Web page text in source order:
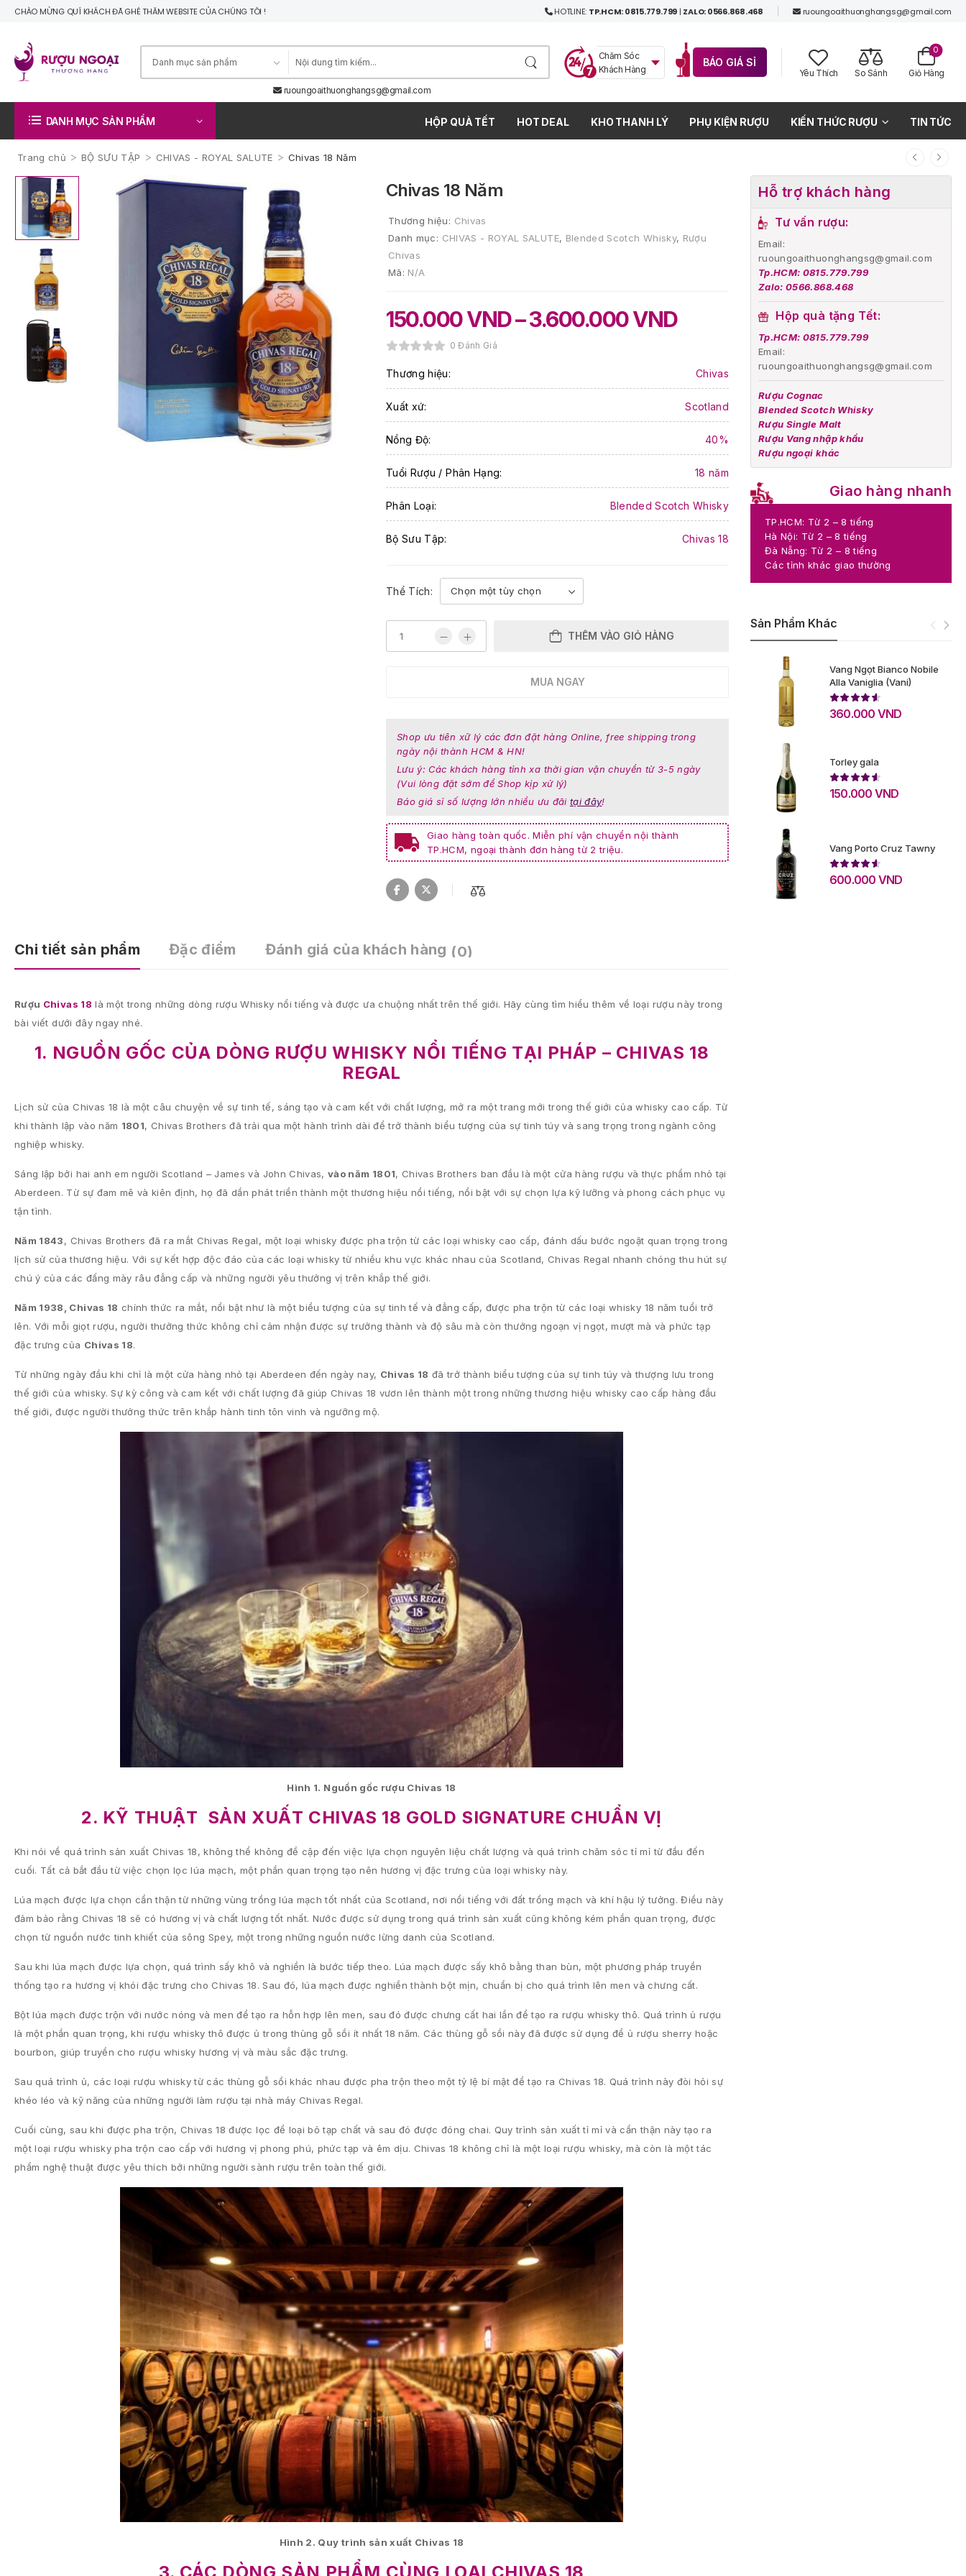
CHÀO MỪNG QUÍ KHÁCH ĐÃ GHÉ THĂM WEBSITE CỦA CHÚNG TÔI ! HOTLINE: TP.HCM: 0815.779.799 | ZALO: 0566.868.468 ruoungoaithuonghangsg@gmail.com
ruoungoaithuonghangsg@gmail.com
BÁO GIÁ SỈ
Chăm Sóc
Khách Hàng
Yêu Thích So Sánh Giỏ Hàng
0
DANH MỤC SẢN PHẨM HỘP QUÀ TẾT HOT DEAL KHO THANH LÝ PHỤ KIỆN RƯỢU KIẾN THỨC RƯỢU TIN TỨC
Trang chủ > BỘ SƯU TẬP > CHIVAS - ROYAL SALUTE > Chivas 18 Năm
Hỗ trợ khách hàng
Tư vấn rượu:
Email:
ruoungoaithuonghangsg@gmail.com
Tp.HCM: 0815.779.799
Zalo: 0566.868.468
Hộp quà tặng Tết:
Tp.HCM: 0815.779.799
Email:
ruoungoaithuonghangsg@gmail.com
Rượu Cognac
Blended Scotch Whisky
Rượu Single Malt
Rượu Vang nhập khẩu
Rượu ngoại khác
Giao hàng nhanh
TP.HCM: Từ 2 – 8 tiếng
Hà Nội: Từ 2 – 8 tiếng
Đà Nẵng: Từ 2 – 8 tiếng
Các tỉnh khác giao thường
Sản Phẩm Khác
Vang Ngọt Bianco Nobile
Alla Vaniglia (Vani)
360.000 VND
Torley gala
150.000 VND
Vang Porto Cruz Tawny
600.000 VND
Chivas 18 Năm
Thương hiệu: Chivas
Danh mục: CHIVAS - ROYAL SALUTE, Blended Scotch Whisky, Rượu
Chivas
Mã: N/A
150.000VND–3.600.000VND
0 Đánh Giá
Thương hiệu: Chivas
Xuất xứ: Scotland
Nồng Độ: 40%
Tuổi Rượu / Phân Hạng: 18 năm
Phân Loại: Blended Scotch Whisky
Bộ Sưu Tập: Chivas 18
Thể Tích:
THÊM VÀO GIỎ HÀNG
MUA NGAY
Shop ưu tiên xữ lý các đơn đặt hàng Online, free shipping trong
ngày nội thành HCM & HN!
Lưu ý: Các khách hàng tỉnh xa thời gian vận chuyển từ 3-5 ngày
(Vui lòng đặt sớm để Shop kịp xử lý)
Báo giá sỉ số lượng lớn nhiều ưu đãi tại đây!
Giao hàng toàn quốc. Miễn phí vận chuyển nội thành
TP.HCM, ngoại thành đơn hàng từ 2 triệu.
Chi tiết sản phẩm Đặc điểm Đánh giá của khách hàng (0)
Rượu Chivas 18 là một trong những dòng rượu Whisky nổi tiếng và được ưa chuộng nhất trên thế giới. Hãy cùng tìm hiểu thêm về loại rượu này trong
bài viết dưới đây ngay nhé.
1. NGUỒN GỐC CỦA DÒNG RƯỢU WHISKY NỔI TIẾNG TẠI PHÁP – CHIVAS 18
REGAL
Lịch sử của Chivas 18 là một câu chuyện về sự tinh tế, sáng tạo và cam kết với chất lượng, mở ra một trang mới trong thế giới của whisky cao cấp. Từ
khi thành lập vào năm 1801, Chivas Brothers đã trải qua một hành trình dài để trở thành biểu tượng của sự tinh túy và sang trọng trong ngành công
nghiệp whisky.
Sáng lập bởi hai anh em người Scotland – James và John Chivas,vào năm 1801, Chivas Brothers ban đầu là một cửa hàng rượu và thực phẩm nhỏ tại
Aberdeen. Từ sự đam mê và kiên định, họ đã dần phát triển thành một thương hiệu nổi tiếng, nổi bật với sự chọn lựa kỹ lưỡng và phong cách phục vụ
tận tình.
Năm 1843, Chivas Brothers đã ra mắt Chivas Regal, một loại whisky được pha trộn từ các loại whisky cao cấp, đánh dấu bước ngoặt quan trọng trong
lịch sử của thương hiệu. Với sự kết hợp độc đáo của các loại whisky từ nhiều khu vực khác nhau của Scotland, Chivas Regal nhanh chóng thu hút sự
chú ý của các đấng mày râu đẳng cấp và những người yêu thưởng vị trên khắp thế giới.
Năm 1938, Chivas 18 chính thức ra mắt, nổi bật như là một biểu tượng của sự tinh tế và đẳng cấp, được pha trộn từ các loại whisky 18 năm tuổi trở
lên. Với mỗi giọt rượu, người thưởng thức không chỉ cảm nhận được sự trưởng thành và độ sâu mà còn thưởng ngoạn vị ngọt, mượt mà và phức tạp
đặc trưng của Chivas 18.
Từ những ngày đầu khi chỉ là một cửa hàng nhỏ tại Aberdeen đến ngày nay, Chivas 18 đã trở thành biểu tượng của sự tinh túy và thượng lưu trong
thế giới của whisky. Sự kỳ công và cam kết với chất lượng đã giúp Chivas 18 vươn lên thành một trong những thương hiệu whisky cao cấp hàng đầu
thế giới, được người thưởng thức trên khắp hành tinh tôn vinh và ngưỡng mộ.
Hình 1. Nguồn gốc rượu Chivas 18
2. KỸ THUẬT SẢN XUẤT CHIVAS 18 GOLD SIGNATURE CHUẨN VỊ
Khi nói về quá trình sản xuất Chivas 18, không thể không đề cập đến việc lựa chọn nguyên liệu chất lượng và quá trình chăm sóc tỉ mỉ từ đầu đến
cuối. Tất cả bắt đầu từ việc chọn lọc lúa mạch, một phần quan trọng tạo nên hương vị đặc trưng của loại whisky này.
Lúa mạch được lựa chọn cẩn thận từ những vùng trồng lúa mạch tốt nhất của Scotland, nơi nổi tiếng với đất trồng mạch và khí hậu lý tưởng. Điều này
đảm bảo rằng Chivas 18 sẽ có hương vị và chất lượng tốt nhất. Nước được sử dụng trong quá trình sản xuất cũng không kém phần quan trọng, được
chọn từ nguồn nước tinh khiết của sông Spey, một trong những nguồn nước lừng danh của Scotland.
Sau khi lúa mạch được lựa chọn, quá trình sấy khô và nghiền là bước tiếp theo. Lúa mạch được sấy khô bằng than bùn, một phương pháp truyền
thống tạo ra hương vị khói đặc trưng cho Chivas 18. Sau đó, lúa mạch được nghiền thành bột mịn, chuẩn bị cho quá trình lên men và chưng cất.
Bột lúa mạch được trộn với nước nóng và men để tạo ra hỗn hợp lên men, sau đó được chưng cất hai lần để tạo ra rượu whisky thô. Quá trình ủ rượu
là một phần quan trọng, khi rượu whisky thô được ủ trong thùng gỗ sồi ít nhất 18 năm. Các thùng gỗ sồi này đã được sử dụng để ủ rượu sherry hoặc
bourbon, giúp truyền cho rượu whisky hương vị và màu sắc đặc trưng.
Sau quá trình ủ, các loại rượu whisky từ các thùng gỗ sồi khác nhau được pha trộn theo một tỷ lệ bí mật để tạo ra Chivas 18. Quá trình này đòi hỏi sự
khéo léo và kỹ năng của những người làm rượu tại nhà máy Chivas Regal.
Cuối cùng, sau khi được pha trộn, Chivas 18 được lọc để loại bỏ tạp chất và sau đó được đóng chai. Quy trình sản xuất tỉ mỉ và cẩn thận này tạo ra
một loại rượu whisky pha trộn cao cấp với hương vị phong phú, phức tạp và êm dịu. Chivas 18 không chỉ là một loại rượu whisky, mà còn là một tác
phẩm nghệ thuật được yêu thích bởi những người sành rượu trên toàn thế giới.
Hình 2. Quy trình sản xuất Chivas 18